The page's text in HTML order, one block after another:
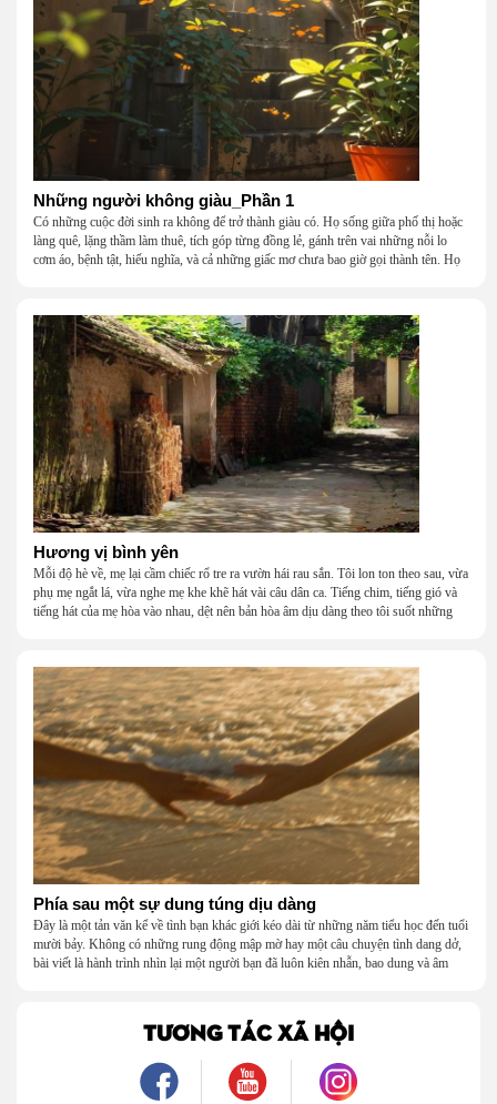
Những người không giàu_Phần 1
Có những cuộc đời sinh ra không để trở thành giàu có. Họ sống giữa phố thị hoặc
làng quê, lặng thầm làm thuê, tích góp từng đồng lẻ, gánh trên vai những nỗi lo
cơm áo, bệnh tật, hiếu nghĩa, và cả những giấc mơ chưa bao giờ gọi thành tên. Họ
một mái nhà bằng lòng thương, bằng sự nhẫn nại và một niềm tin cũ kỹ rằng: dẫu
nghèo đến đâu, cũng còn có nhau để quay về.
Hương vị bình yên
Mỗi độ hè về, mẹ lại cầm chiếc rổ tre ra vườn hái rau sắn. Tôi lon ton theo sau, vừa
phụ mẹ ngắt lá, vừa nghe mẹ khe khẽ hát vài câu dân ca. Tiếng chim, tiếng gió và
tiếng hát của mẹ hòa vào nhau, dệt nên bản hòa âm dịu dàng theo tôi suốt những
Phía sau một sự dung túng dịu dàng
Đây là một tản văn kể về tình bạn khác giới kéo dài từ những năm tiểu học đến tuổi
mười bảy. Không có những rung động mập mờ hay một câu chuyện tình dang dở,
bài viết là hành trình nhìn lại một người bạn đã luôn kiên nhẫn, bao dung và âm
là một mối tình, mà là một người luôn cho tôi quyền được là chính mình.
TƯƠNG TÁC XÃ HỘI